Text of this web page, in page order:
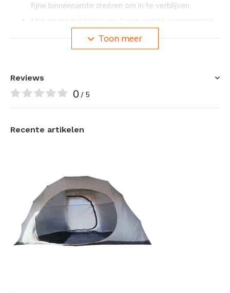
fijne binnenruimte creëren om in te verblijven.
kun je twee aparte (slaap)plekken maken
Om ervoor te zorgen dat je zoveel mogelijk voor
een extra ingang/opening met YKK ritsen. Hier zit
ook muggengaas in verwerkt. Op koude dagen kun je
alles dichtdoen waardoor je de warmte wat beter
vasthoudt en op warme dagen kun je het
Toon meer
Reviews
0 / 5
Recente artikelen